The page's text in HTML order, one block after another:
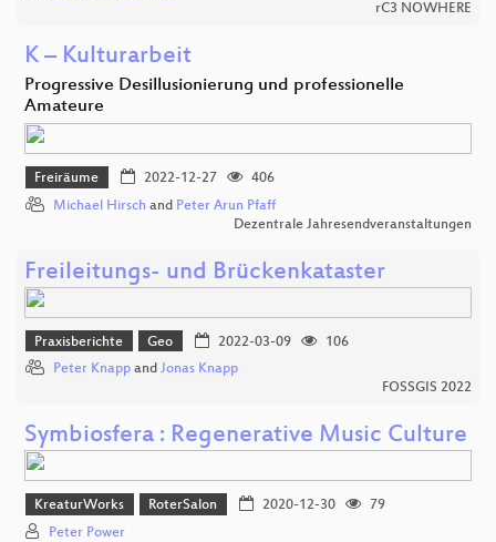
rC3 NOWHERE
K – Kulturarbeit
Progressive Desillusionierung und professionelle
Amateure
Freiräume 2022-12-27
406
Michael Hirsch and Peter Arun Pfaff
Dezentrale Jahresendveranstaltungen
Freileitungs- und Brückenkataster
Praxisberichte Geo 2022-03-09
106
Peter Knapp and Jonas Knapp
FOSSGIS 2022
Symbiosfera : Regenerative Music Culture
KreaturWorks RoterSalon 2020-12-30
79
Peter Power